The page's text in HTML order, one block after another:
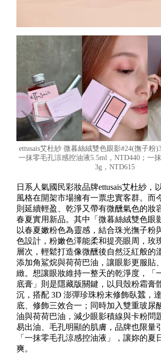
ettusais艾杜紗 微暮絲絨雙色眼影#24(撫子粉
一抹零毛孔涼感控油液5.5ml，NTD440；一
3g，NTD615
日系人氣國民彩妝品牌ettusais艾杜紗，
風格在開架市場擁有一票忠實客群。而
則延續輕盈、乾淨又帶有微醺氣色的妝
春夏實用新品。其中「微暮絲絨雙色眼
以春夏嫩粉色為靈感，結合珠光撫子粉
色設計，粉嫩色澤能柔和提亮眼周，玫
層次，輕鬆打造像微醺後自然泛紅般的
添加角鯊烷與荷荷巴油，讓眼影更服貼
緻。想讓眼妝維持一整天的乾淨度，「
底膏」則是隱藏版關鍵，以貝殼粉霜膏
沉，搭配 3D 澎彈珍珠粉末修飾臥蠶，
底、修飾三效合一；同時加入雙重玻尿
油與荷荷巴油，減少眼影積線與卡粉問
易出油、毛孔明顯的肌膚，品牌也限量
「一抹零毛孔涼感控油液」，讓妳的夏
爽。